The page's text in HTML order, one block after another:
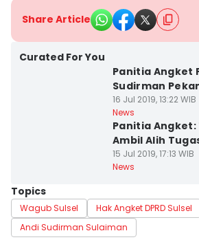
Share Article
Curated For You
Panitia Angket
Sudirman
16 Jul 2019, 13:22 WIB
News
Panitia
Ambil Alih
15 Jul 2019, 17:13 WIB
News
Topics
Wagub Sulsel
Hak Angket DPRD Sulsel
Andi Sudirman Sulaiman